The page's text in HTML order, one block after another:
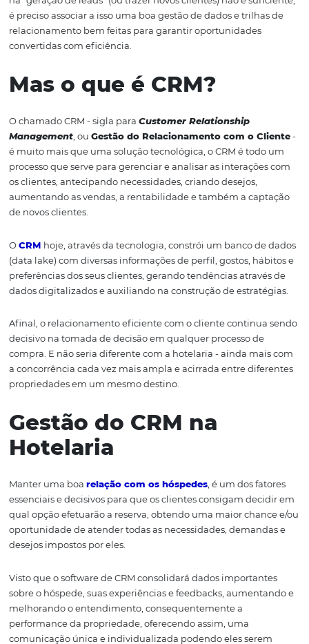
Aumentar vendas, otimizar a distribuição hoteleira,
reservas mais facilmente em sistemas hoteleiros e
relacionamento com clientes é fundamental para
pousada, resort ou uma rede hoteleira. Simplesmente
é preciso associar a isso uma boa gestão de dados e
relacionamento bem feitas para garantir oportunidades
convertidas com eficiência.
Mas o que é CRM?
O chamado CRM - sigla paraCustomer Relationship
Management, ouGestão do Relacionamento com o
é muito mais que uma solução tecnológica, o CRM é
processo que serve para gerenciar e analisar as
aumentando as vendas, a rentabilidade e também a
de novos clientes.
OCRMhoje, através da tecnologia, constrói um banco
preferências dos seus clientes, gerando tendências
dados digitalizados e auxiliando na construção de
Afinal, o relacionamento eficiente com o cliente
decisivo na tomada de decisão em qualquer processo
compra. E não seria diferente com a hotelaria - ainda
a concorrência cada vez mais ampla e acirrada entre
propriedades em um mesmo destino.
Gestão do CRM na
Hotelaria